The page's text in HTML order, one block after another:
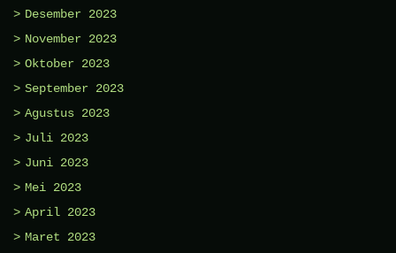
Desember 2023
November 2023
Oktober 2023
September 2023
Agustus 2023
Juli 2023
Juni 2023
Mei 2023
April 2023
Maret 2023